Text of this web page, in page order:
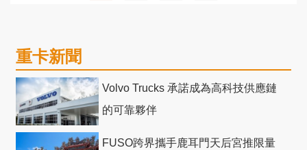
重卡新聞
Volvo Trucks 承諾成為高科技供應鏈
的可靠夥伴
FUSO跨界攜手鹿耳門天后宮推限量